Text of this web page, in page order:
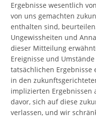
Ergebnisse wesentlich
von uns gemachten
enthalten sind,
Ungewissheiten und
dieser Mitteilung
Ereignisse und
tatsächlichen
in den
implizierten Ergebnissen
davor, sich auf diese
verlassen, und wir